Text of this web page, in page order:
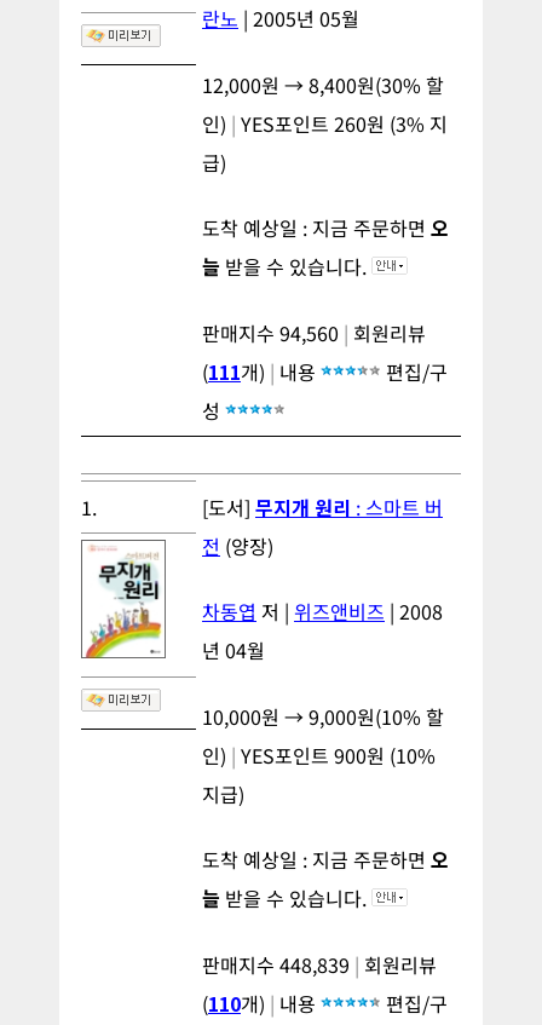
란노 | 2005년 05월
12,000원 →8,400원(30% 할
인) | YES포인트 260원 (3% 지
급)
도착 예상일 : 지금 주문하면 오
늘 받을 수 있습니다.
판매지수 94,560 | 회원리뷰
(111개) | 내용
편집/구
성
1. [도서] 무지개 원리 : 스마트 버
전 (양장)
차동엽 저 | 위즈앤비즈 | 2008
년 04월
10,000원 →9,000원(10% 할
인) | YES포인트 900원 (10%
지급)
도착 예상일 : 지금 주문하면 오
늘 받을 수 있습니다.
판매지수 448,839 | 회원리뷰
(110개) | 내용
편집/구